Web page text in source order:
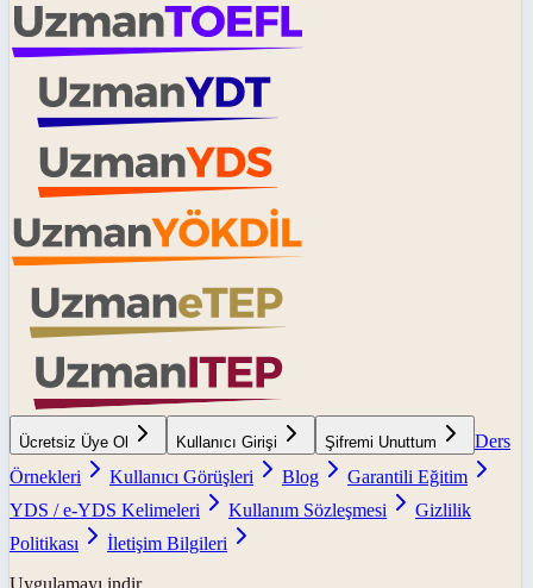
Ücretsiz Üye Ol Kullanıcı Girişi Şifremi Unuttum
Ders
Örnekleri
Kullanıcı Görüşleri Blog
Garantili Eğitim
YDS / e-YDS Kelimeleri
Kullanım Sözleşmesi
Gizlilik
Politikası
İletişim Bilgileri
Uygulamayı indir